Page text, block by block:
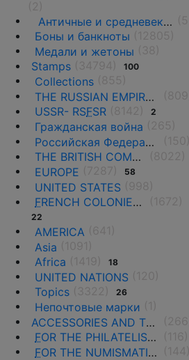
Античные и средневековые государства
Боны и банкноты
Медали и жетоны
Stamps
100
Collections
THE RUSSIAN EMPIRE UNTIL 1917.
USSR- RSFSR 2
Гражданская война
Российская Федерация(1992 г.-н.д.)
THE BRITISH COMMONWEALTH
EUROPE
58
UNITED STATES
FRENCH COLONIES AND THE TERRITORIES
22
AMERICA
Asia
Africa
18
UNITED NATIONS
Topics
26
Непочтовые марки
ACCESSORIES AND THE LITERATURE
FOR THE PHILATELISTS
FOR THE NUMISMATISTS